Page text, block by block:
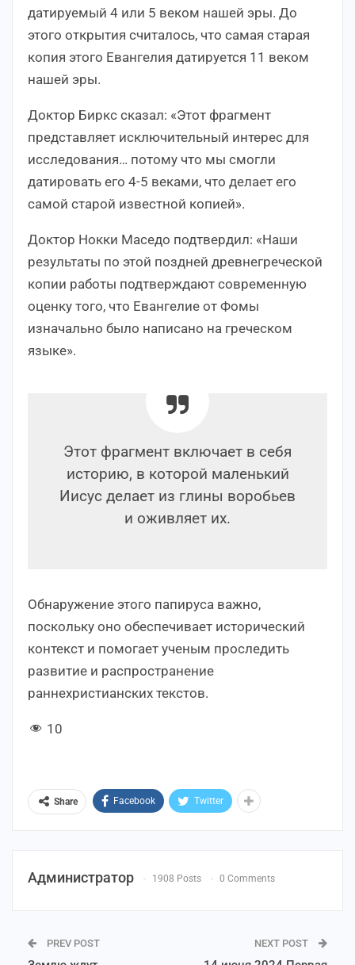
датируемый 4 или 5 веком нашей эры. До
этого открытия считалось, что самая старая
копия этого Евангелия датируется 11 веком
нашей эры.
Доктор Биркс сказал: «Этот фрагмент
представляет исключительный интерес для
исследования… потому что мы смогли
датировать его 4-5 веками, что делает его
самой старой известной копией».
Доктор Нокки Маседо подтвердил: «Наши
результаты по этой поздней древнегреческой
копии работы подтверждают современную
оценку того, что Евангелие от Фомы
изначально было написано на греческом
языке».
Этот фрагмент включает в себя
историю, в которой маленький
Иисус делает из глины воробьев
и оживляет их.
Обнаружение этого папируса важно,
поскольку оно обеспечивает исторический
контекст и помогает ученым проследить
развитие и распространение
раннехристианских текстов.
10
Share Facebook Twitter
Администратор 1908 Posts 0 Comments
PREV POST NEXT POST